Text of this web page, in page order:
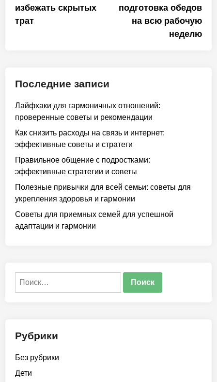
избежать скрытых
трат
подготовка обедов
на всю рабочую
неделю
Последние записи
Лайфхаки для гармоничных отношений:
проверенные советы и рекомендации
Как снизить расходы на связь и интернет:
эффективные советы и стратеги
Правильное общение с подростками:
эффективные стратегии и советы
Полезные привычки для всей семьи: советы для
укрепления здоровья и гармонии
Советы для приемных семей для успешной
адаптации и гармонии
Найти:
Рубрики
Без рубрики
Дети